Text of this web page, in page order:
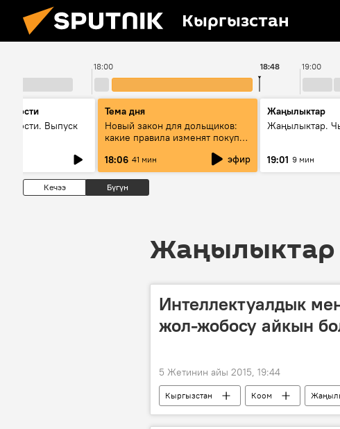
Кыргызстан
18:00 19:00
18:48
Выпуск
Тема дня
Новый закон для дольщиков:
какие правила изменят покупку
18:06 41 мин эфир
Жаңылыктар
Жаңылыктар.
19:01 9 мин
Кечээ Бүгүн
Жаңылыктар
Интеллектуалдык
жол-жобосу айкын
5 Жетинин айы 2015, 19:44
Кыргызстан Коом
менчиктештирүү
академия